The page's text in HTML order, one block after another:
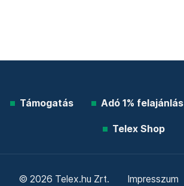
Támogatás Adó 1% felajánlás
Telex Shop
© 2026 Telex.hu Zrt. Impresszum